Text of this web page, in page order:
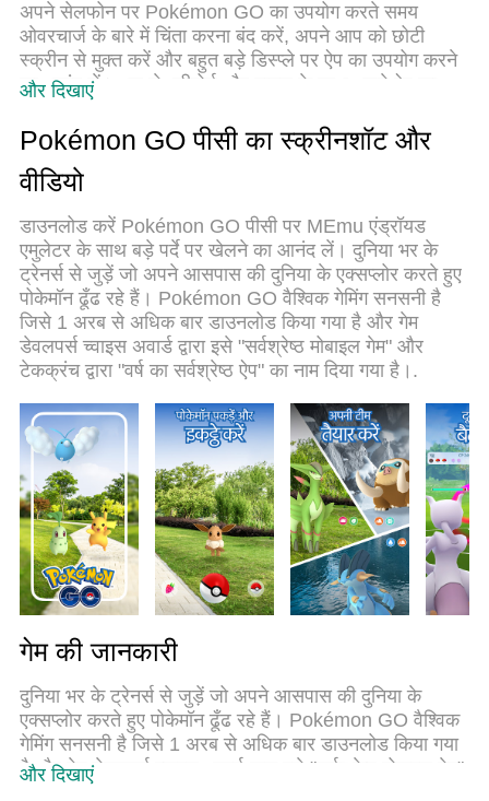
अपने सेलफोन पर Pokémon GO का उपयोग करते समय
ओवरचार्ज के बारे में चिंता करना बंद करें, अपने आप को छोटी
स्क्रीन से मुक्त करें और बहुत बड़े डिस्प्ले पर ऐप का उपयोग करने
का आनंद लें। अब से, कीबोर्ड और माउस के साथ अपने ऐप का
आश्चर्यजनक सुविधाओं की पेशकश करता है जिनकी आपको उम्मीद
थी: त्वरित इंस्टॉल और आसान सेटअप, सहज नियंत्रण, बैटरी की
कोई सीमा नहीं, मोबाइल डेटा और परेशान कॉल। आपके कंप्यूटर पर
MEmu 9 है। हमारे अवशोषण के साथ कोडित, बहु-उदाहरण
प्रबंधक एक ही समय में 2 या अधिक खाते खोलना संभव बनाता है।
और सबसे महत्वपूर्ण, हमारा अनन्य उत्सर्जन इंजन आपके पीसी की
पूरी क्षमता को जारी कर सकता है, सब कुछ सुचारू और सुखद बना
सकता है।
और दिखाएं
Pokémon GO पीसी का स्क्रीनशॉट और
वीडियो
डाउनलोड करें Pokémon GO पीसी पर MEmu एंड्रॉयड
एमुलेटर के साथ बड़े पर्दे पर खेलने का आनंद लें। दुनिया भर के
ट्रेनर्स से जुड़ें जो अपने आसपास की दुनिया के एक्सप्लोर करते हुए
पोकेमॉन ढूँढ रहे हैं। Pokémon GO वैश्विक गेमिंग सनसनी है
जिसे 1 अरब से अधिक बार डाउनलोड किया गया है और गेम
डेवलपर्स च्वाइस अवार्ड द्वारा इसे "सर्वश्रेष्ठ मोबाइल गेम" और
टेकक्रंच द्वारा "वर्ष का सर्वश्रेष्ठ ऐप" का नाम दिया गया है।.
गेम की जानकारी
दुनिया भर के ट्रेनर्स से जुड़ें जो अपने आसपास की दुनिया के
एक्सप्लोर करते हुए पोकेमॉन ढूँढ रहे हैं। Pokémon GO वैश्विक
गेमिंग सनसनी है जिसे 1 अरब से अधिक बार डाउनलोड किया गया
है और गेम डेवलपर्स च्वाइस अवार्ड द्वारा इसे "सर्वश्रेष्ठ मोबाइल गेम"
और दिखाएं